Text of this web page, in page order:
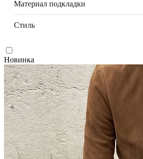
Материал подкладки
Стиль
Новинка